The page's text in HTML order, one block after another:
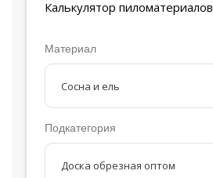
Калькулятор пиломатериалов
Материал
Подкатегория